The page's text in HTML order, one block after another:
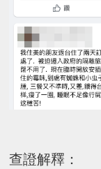
查證解釋：